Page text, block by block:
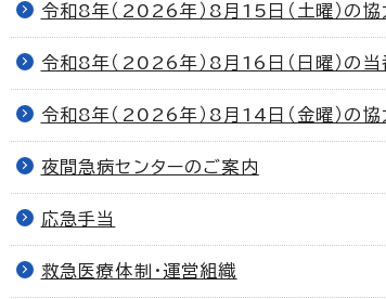
令和8年（2026年）8月15日（土曜）の協
令和8年（2026年）8月16日（日曜）の当
令和8年（2026年）8月14日（金曜）の協
夜間急病センターのご案内
応急手当
救急医療体制・運営組織